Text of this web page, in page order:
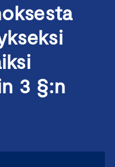
3 §:n